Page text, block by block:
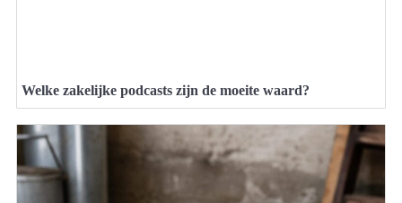
Welke zakelijke podcasts zijn de moeite waard?